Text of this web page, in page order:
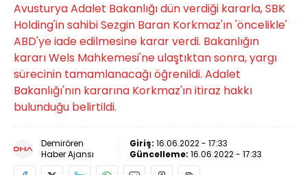
Avusturya Adalet Bakanlığı dün verdiği kararla, SBK
Holding'in sahibi Sezgin Baran Korkmaz'ın 'öncelikle'
ABD'ye iade edilmesine karar verdi. Bakanlığın
kararı Wels Mahkemesi'ne ulaştıktan sonra, yargı
sürecinin tamamlanacağı öğrenildi. Adalet
Bakanlığı'nın kararına Korkmaz'ın itiraz hakkı
bulunduğu belirtildi.
Demirören
Haber Ajansı
Giriş: 16.06.2022 - 17:33
Güncelleme: 16.06.2022 - 17:33